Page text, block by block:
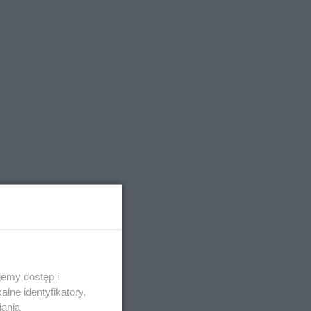
dostęp i
identyfikatory,